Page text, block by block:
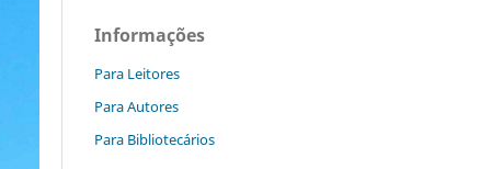
Informações
Para Leitores
Para Autores
Para Bibliotecários